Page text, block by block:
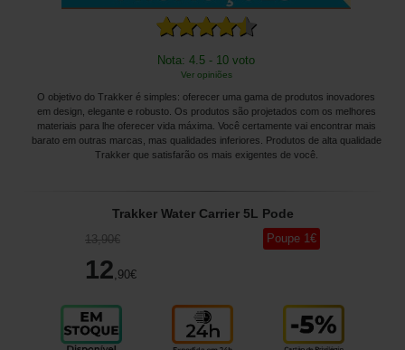
Nota: 4.5 - 10 voto
Ver opiniões
O objetivo do Trakker é simples: oferecer uma gama de produtos inovadores
em design, elegante e robusto. Os produtos são projetados com os melhores
materiais para lhe oferecer vida máxima. Você certamente vai encontrar mais
barato em outras marcas, mas qualidades inferiores. Produtos de alta qualidade
Trakker que satisfarão os mais exigentes de você.
Trakker Water Carrier 5L Pode
13,90€
12 ,90€
Poupe 1€